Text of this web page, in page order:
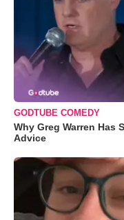
GODTUBE COMEDY
Why Greg Warren Has
Advice